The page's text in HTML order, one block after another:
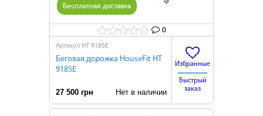
0
Бесплатная доставка
Артикул HT 9185E
Беговая дорожка HouseFit HT
9185E
27 500 грн Нет в наличии
Избранные
Быстрый
заказ